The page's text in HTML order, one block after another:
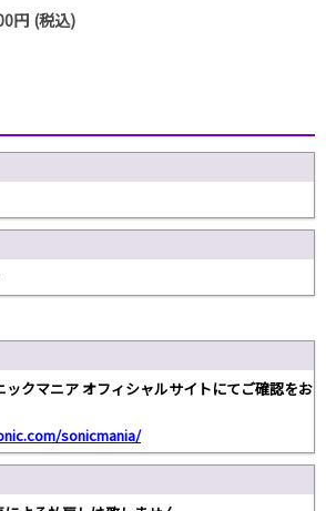
円 (税込)
ックマニア オフィシャルサイトにてご確認をお
sonicmania/